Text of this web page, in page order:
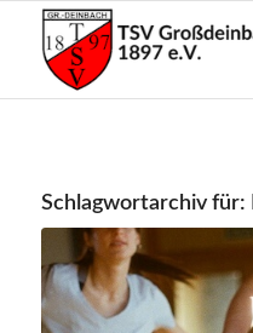
Schlagwortarchiv für: